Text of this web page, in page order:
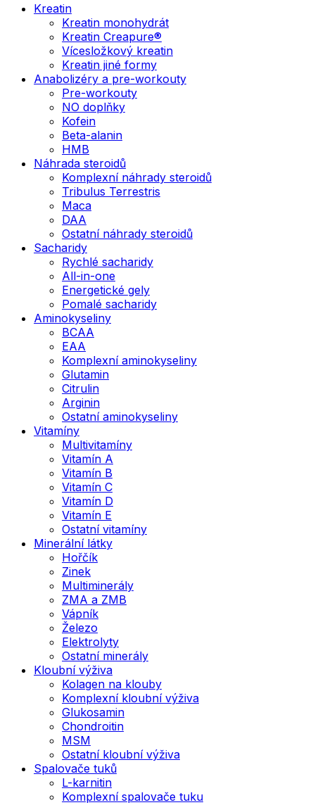
Kreatin
Kreatin monohydrát
Kreatin Creapure®
Vícesložkový kreatin
Kreatin jiné formy
Anabolizéry a pre-workouty
Pre-workouty
NO doplňky
Kofein
Beta-alanin
HMB
Náhrada steroidů
Komplexní náhrady steroidů
Tribulus Terrestris
Maca
DAA
Ostatní náhrady steroidů
Sacharidy
Rychlé sacharidy
All-in-one
Energetické gely
Pomalé sacharidy
Aminokyseliny
BCAA
EAA
Komplexní aminokyseliny
Glutamin
Citrulin
Arginin
Ostatní aminokyseliny
Vitamíny
Multivitamíny
Vitamín A
Vitamín B
Vitamín C
Vitamín D
Vitamín E
Ostatní vitamíny
Minerální látky
Hořčík
Zinek
Multiminerály
ZMA a ZMB
Vápník
Železo
Elektrolyty
Ostatní minerály
Kloubní výživa
Kolagen na klouby
Komplexní kloubní výživa
Glukosamin
Chondroitin
MSM
Ostatní kloubní výživa
Spalovače tuků
L-karnitin
Komplexní spalovače tuku